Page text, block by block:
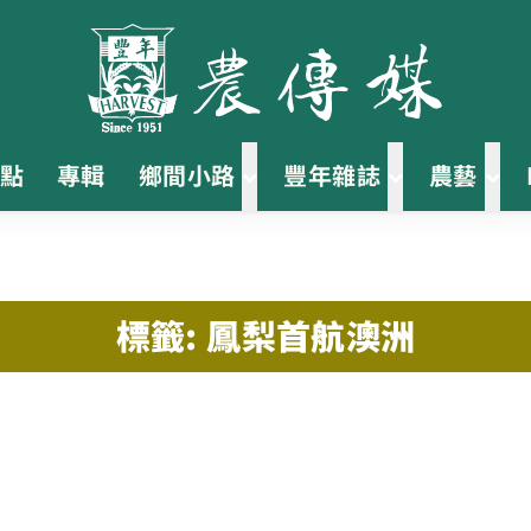
專輯 鄉間小路 豐年雜誌 農藝
標籤: 鳳梨首航澳洲